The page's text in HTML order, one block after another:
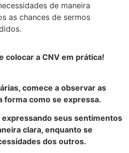
de maneira
as chances de sermos
colocar a CNV em prática!
comece a observar as
forma como se expressa.
seus sentimentos
clara, enquanto se
dos outros.